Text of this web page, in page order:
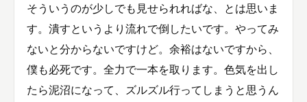
そういうのが少しでも見せられればな、とは思いま
す。潰すというより流れで倒したいです。やってみ
ないと分からないですけど。余裕はないですから、
僕も必死です。全力で一本を取ります。色気を出し
たら泥沼になって、ズルズル行ってしまうと思うん